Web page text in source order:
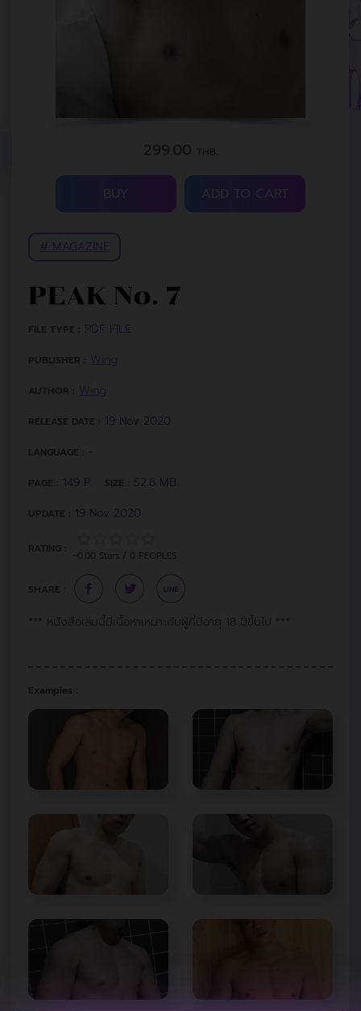
299.00 THB.
ADD TO CART
PEAK No. 7
FILE TYPE : PDF FILE
PUBLISHER :
AUTHOR :
RELEASE DATE : 19 Nov 2020
LANGUAGE : -
PAGE : 149 P. SIZE : 52.8 MB.
UPDATE : 19 Nov 2020
RATING :
~0.00 Stars / 0 PEOPLES
SHARE :
*** หนังสือเล่มนี้มีเนื้อหาเหมาะกับผู้ที่มีอายุ 18 ปีขึ้นไป ***
Examples :